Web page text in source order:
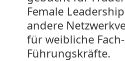
Female
andere
für weibliche
Führungskräfte.